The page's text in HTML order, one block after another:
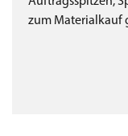
zum Materialkauf